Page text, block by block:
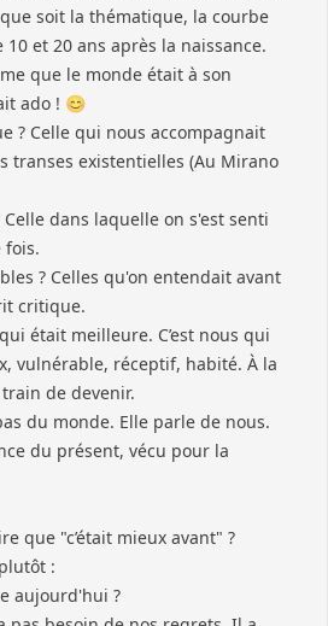
soit la thématique, la courbe
et 20 ans après la naissance.
que le monde était à son
ado ! 😊
? Celle qui nous accompagnait
transes existentielles (Au Mirano
dans laquelle on s'est senti
fois.
? Celles qu'on entendait avant
critique.
était meilleure. C’est nous qui
vulnérable, réceptif, habité. À la
de devenir.
du monde. Elle parle de nous.
du présent, vécu pour la
que "c’était mieux avant" ?
:
aujourd'hui ?